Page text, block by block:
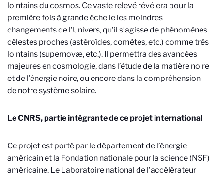
lointains du cosmos. Ce vaste relevé révélera pour la
première fois à grande échelle les moindres
changements de l’Univers, qu’il s’agisse de phénomènes
célestes proches (astéroïdes, comètes, etc.) comme très
lointains (supernovæ, etc.). Il permettra des avancées
majeures en cosmologie, dans l’étude de la matière noire
et de l’énergie noire, ou encore dans la compréhension
de notre système solaire.
Le CNRS, partie intégrante de ce projet international
Ce projet est porté par le département de l’énergie
américain et la Fondation nationale pour la science (NSF)
américaine. Le Laboratoire national de l’accélérateur